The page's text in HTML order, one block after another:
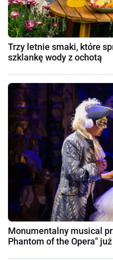
Trzy letnie smaki, które
szklankę wody z ochotą
Monumentalny musical
Phantom of the Opera"